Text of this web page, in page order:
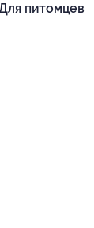
питомцев